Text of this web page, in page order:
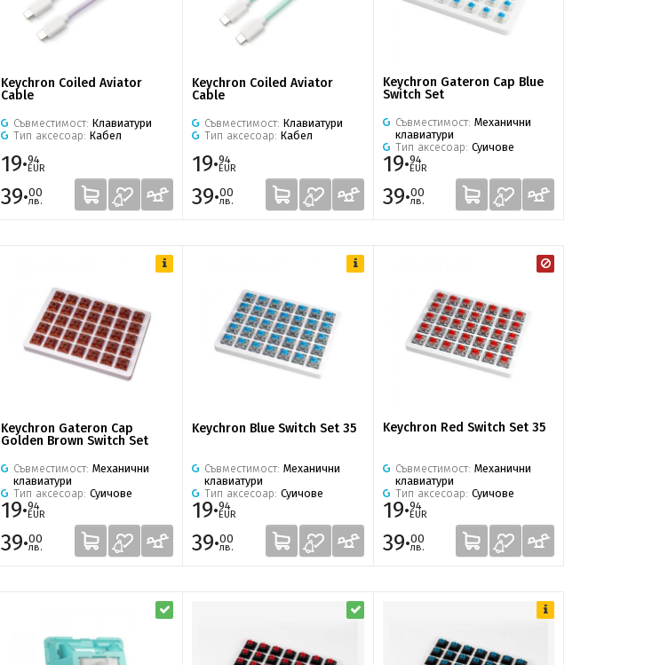
Keychron Coiled Aviator
Cable
Съвместимост: Клавиатури
Тип аксесоар: Кабел
19·94
EUR
39·00
лв.
Keychron Coiled Aviator
Cable
Съвместимост: Клавиатури
Тип аксесоар: Кабел
19·94
EUR
39·00
лв.
Keychron Gateron Cap Blue
Switch Set
Съвместимост: Механични
клавиатури
Тип аксесоар: Суичове
19·94
EUR
39·00
лв.
Keychron Gateron Cap
Golden Brown Switch Set
Съвместимост: Механични
клавиатури
Тип аксесоар: Суичове
19·94
EUR
39·00
лв.
Keychron Blue Switch Set 35
Съвместимост: Механични
клавиатури
Тип аксесоар: Суичове
19·94
EUR
39·00
лв.
Keychron Red Switch Set 35
Съвместимост: Механични
клавиатури
Тип аксесоар: Суичове
19·94
EUR
39·00
лв.